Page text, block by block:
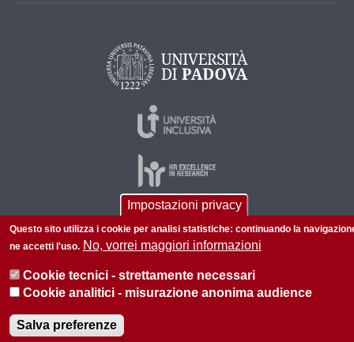
© 2026 Università di Padova - Tutti i diritti riservati
Amministrazione trasparente Privacy
Impostazioni privacy
Questo sito utilizza i cookie per analisi statistiche: continuando la
ne accetti l'uso. No, vorrei maggiori informazioni
Cookie tecnici - strettamente necessari
Cookie analitici - misurazione anonima audience
Salva preferenze